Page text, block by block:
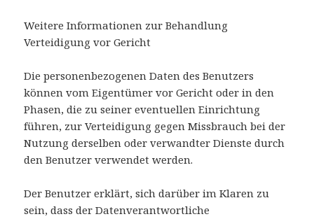
Weitere Informationen zur Behandlung
Verteidigung vor Gericht
Die personenbezogenen Daten des Benutzers
können vom Eigentümer vor Gericht oder in den
Phasen, die zu seiner eventuellen Einrichtung
führen, zur Verteidigung gegen Missbrauch bei der
Nutzung derselben oder verwandter Dienste durch
den Benutzer verwendet werden.
Der Benutzer erklärt, sich darüber im Klaren zu
sein, dass der Datenverantwortliche